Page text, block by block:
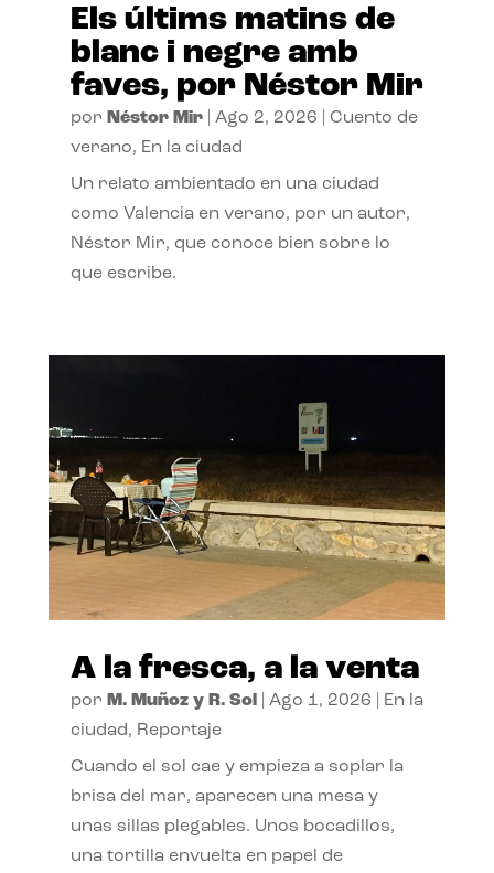
Els últims matins de
blanc i negre amb
faves, por Néstor Mir
por Néstor Mir| Ago 2, 2026
Cuento de
verano, En la ciudad
Un relato ambientado en una ciudad
como Valencia en verano, por un autor,
Néstor Mir, que conoce bien sobre lo
que escribe.
A la fresca, a la venta
por M. Muñoz y R. Sol Ago 1, 2026
En la
ciudad, Reportaje
Cuando el sol cae y empieza a soplar la
brisa del mar, aparecen una mesa y
unas sillas plegables. Unos bocadillos,
una tortilla envuelta en papel de